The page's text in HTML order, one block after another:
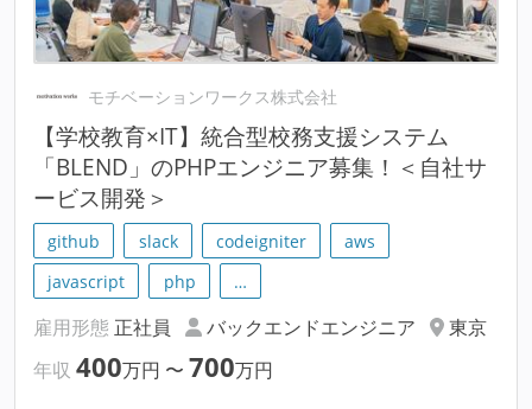
モチベーションワークス株式会社
【学校教育×IT】統合型校務支援システム
「BLEND」のPHPエンジニア募集！＜自社サ
ービス開発＞
github slack codeigniter
aws
javascript
php …
雇用形態 正社員 バックエンドエンジニア
東京
年収 400万円 〜 700万円